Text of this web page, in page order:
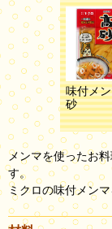
味付メ
砂
メンマを使ったお
す。
ミクロの味付メン